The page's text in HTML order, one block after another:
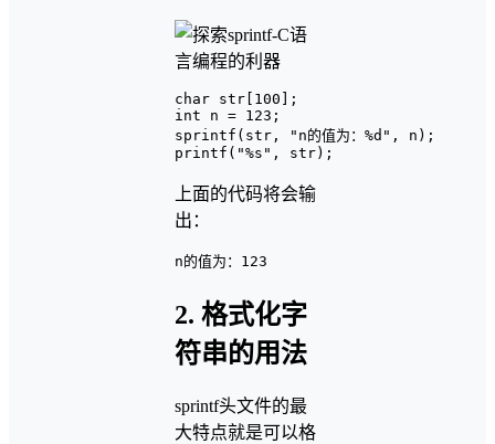
char str[100];
int n = 123;
sprintf(str, "n的值为：%d", n);
上面的代码将会输
出：
2. 格式化字
符串的用法
sprintf头文件的最
大特点就是可以格